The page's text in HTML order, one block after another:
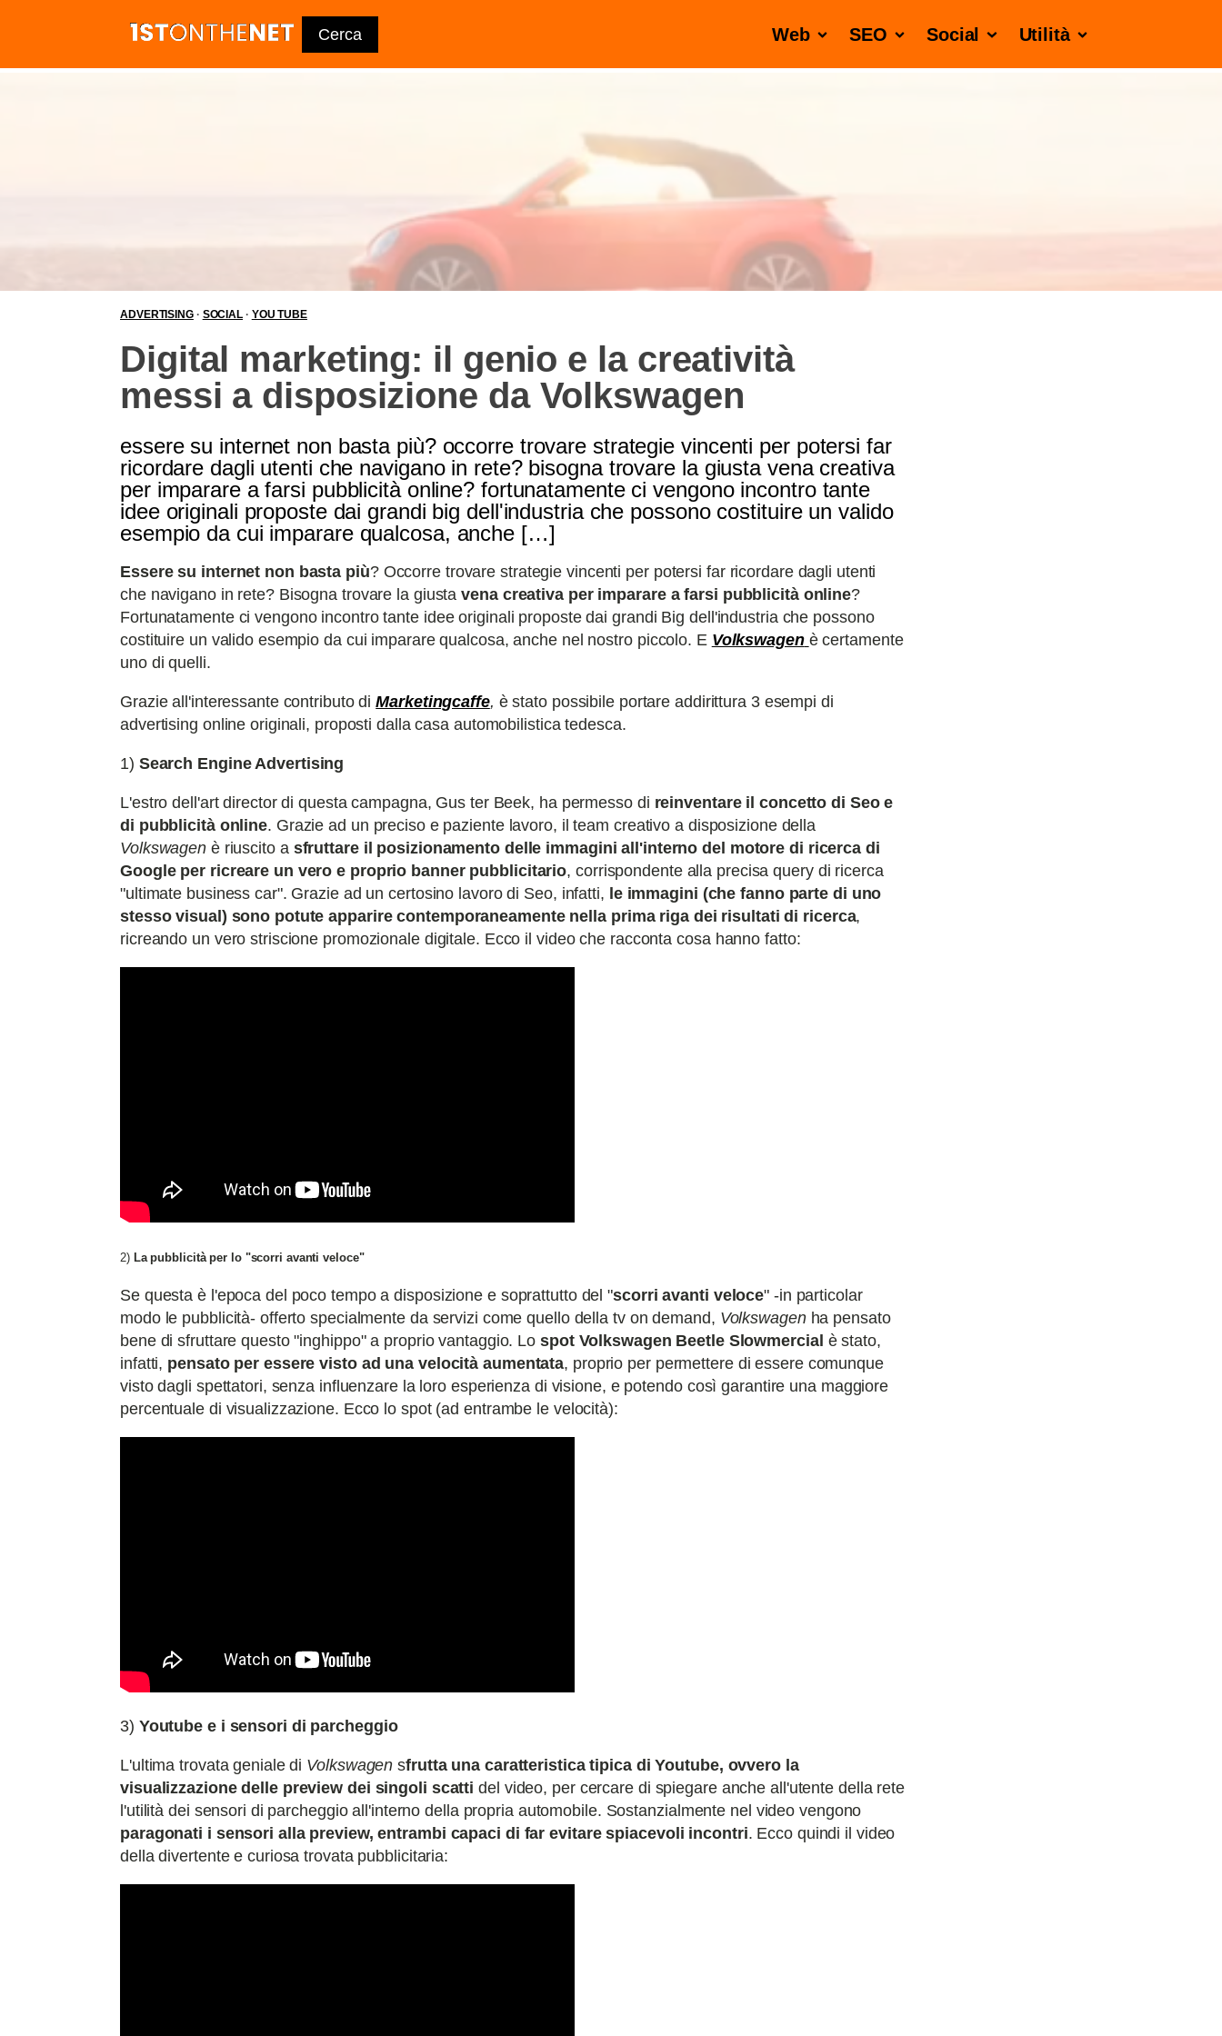
Web SEO Social Utilità
ADVERTISING· SOCIAL · YOU TUBE
Digital marketing: il genio e la creatività
messi a disposizione da Volkswagen
essere su internet non basta più? occorre trovare strategie vincenti per potersi far
ricordare dagli utenti che navigano in rete? bisogna trovare la giusta vena creativa
per imparare a farsi pubblicità online? fortunatamente ci vengono incontro tante
idee originali proposte dai grandi big dell'industria che possono costituire un valido
esempio da cui imparare qualcosa, anche […]
Essere su internet non basta più? Occorre trovare strategie vincenti per potersi far ricordare dagli utenti
che navigano in rete? Bisogna trovare la giustavena creativa per imparare a farsi pubblicità online?
Fortunatamente ci vengono incontro tante idee originali proposte dai grandi Big dell'industria che possono
costituire un valido esempio da cui imparare qualcosa, anche nel nostro piccolo. E Volkswagen è certamente
uno di quelli.
Grazie all'interessante contributo diMarketingcaffe, è stato possibile portare addirittura 3 esempi di
advertising online originali, proposti dalla casa automobilistica tedesca.
1) Search Engine Advertising
L'estro dell'art director di questa campagna, Gus ter Beek, ha permesso di reinventare il concetto di Seo e
di pubblicità online. Grazie ad un preciso e paziente lavoro, il team creativo a disposizione della
Volkswagen è riuscito a sfruttare il posizionamento delle immagini all'interno del motore di ricerca di
Google per ricreare un vero e proprio banner pubblicitario, corrispondente alla precisa query di ricerca
"ultimate business car". Grazie ad un certosino lavoro di Seo, infatti, le immagini (che fanno parte di uno
stesso visual) sono potute apparire contemporaneamente nella prima riga dei risultati di ricerca,
ricreando un vero striscione promozionale digitale. Ecco il video che racconta cosa hanno fatto:
2) La pubblicità per lo "scorri avanti veloce"
Se questa è l'epoca del poco tempo a disposizione e soprattutto del "scorri avanti veloce" -in particolar
modo le pubblicità- offerto specialmente da servizi come quello della tv on demand, Volkswagenha pensato
bene di sfruttare questo "inghippo" a proprio vantaggio. Lo spot Volkswagen Beetle Slowmercial è stato,
infatti, pensato per essere visto ad una velocità aumentata, proprio per permettere di essere comunque
visto dagli spettatori, senza influenzare la loro esperienza di visione, e potendo così garantire una maggiore
percentuale di visualizzazione. Ecco lo spot (ad entrambe le velocità):
3) Youtube e i sensori di parcheggio
L'ultima trovata geniale di Volkswagen sfrutta una caratteristica tipica di Youtube, ovvero la
visualizzazione delle preview dei singoli scatti del video, per cercare di spiegare anche all'utente della rete
l'utilità dei sensori di parcheggio all'interno della propria automobile. Sostanzialmente nel video vengono
paragonati i sensori alla preview, entrambi capaci di far evitare spiacevoli incontri. Ecco quindi il video
della divertente e curiosa trovata pubblicitaria: